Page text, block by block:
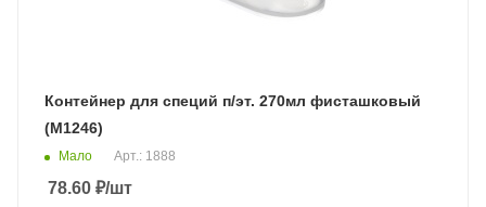
Контейнер для специй п/эт. 270мл фисташковый
(М1246)
Мало Арт.: 1888
78.60 ₽/шт